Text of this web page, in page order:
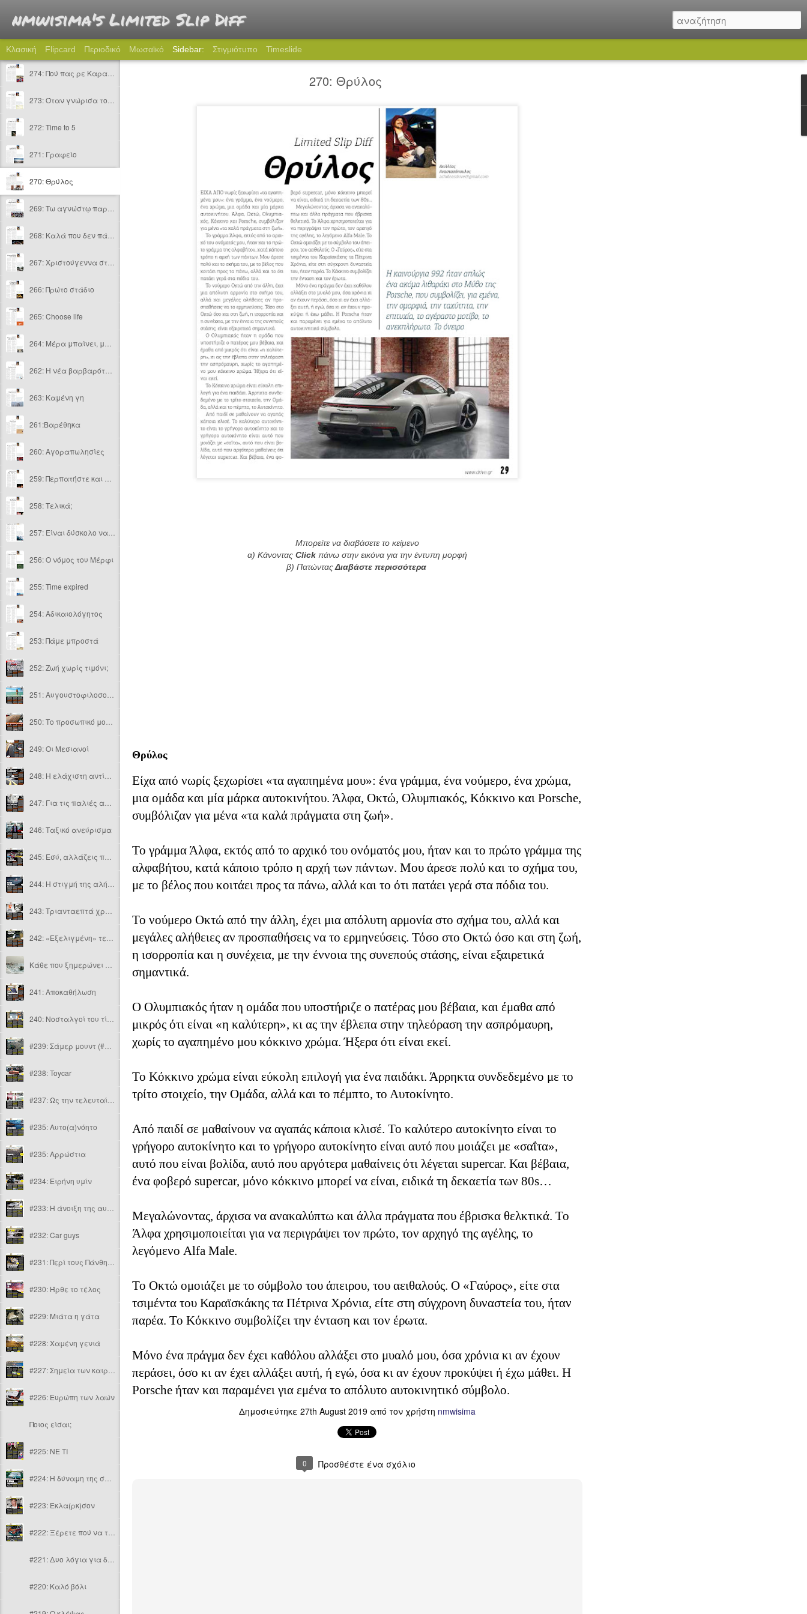
nmwisima's Limited Slip Diff
Κλασική Flipcard Περιοδικό Μωσαϊκό Sidebar: Στιγμιότυπο Timeslide
272: Time to 5
271: Γραφείο
270: Θρύλος
266: Πρώτο στάδιο
265: Choose life
263: Kαμένη γη
261:Βαρέθηκα
260: Αγοραπωλησίες
258: Τελικά;
256: Ο νόμος του Μέρφι
255: Time expired
254: Αδικαιολόγητος
253: Πάμε μπροστά
252: Ζωή χωρίς τιμόνι;
249: Οι Μεσιανοί
246: Ταξικό ανεύρισμα
241: Αποκαθήλωση
#238: Toycar
#235: Αυτο(α)νόητο
#235: Αρρώστια
#234: Ειρήνη υμίν
#232: Car guys
#230: Ήρθε το τέλος
#229: Μιάτα η γάτα
#228: Χαμένη γενιά
#226: Ευρώπη των λαών
Ποιος είσαι;
#225: NE TI
#223: Έκλα(ρκ)σον
#220: Καλό βόλι
270: Θρύλος
Μπορείτε να διαβάσετε το κείμενο
α) Κάνοντας Click πάνω στην εικόνα για την έντυπη μορφή
β) ΠατώνταςΔιαβάστε περισσότερα
Θρύλος
Είχα από νωρίς ξεχωρίσει «τα αγαπημένα μου»: ένα γράμμα, ένα νούμερο, ένα χρώμα,
μια ομάδα και μία μάρκα αυτοκινήτου. Άλφα, Οκτώ, Ολυμπιακός, Κόκκινο και Porsche,
συμβόλιζαν για μένα «τα καλά πράγματα στη ζωή».
Το γράμμα Άλφα, εκτός από το αρχικό του ονόματός μου, ήταν και το πρώτο γράμμα της
αλφαβήτου, κατά κάποιο τρόπο η αρχή των πάντων. Μου άρεσε πολύ και το σχήμα του,
με το βέλος που κοιτάει προς τα πάνω, αλλά και το ότι πατάει γερά στα πόδια του.
Το νούμερο Οκτώ από την άλλη, έχει μια απόλυτη αρμονία στο σχήμα του, αλλά και
μεγάλες αλήθειες αν προσπαθήσεις να το ερμηνεύσεις. Τόσο στο Οκτώ όσο και στη ζωή,
η ισορροπία και η συνέχεια, με την έννοια της συνεπούς στάσης, είναι εξαιρετικά
σημαντικά.
Ο Ολυμπιακός ήταν η ομάδα που υποστήριζε ο πατέρας μου βέβαια, και έμαθα από
μικρός ότι είναι «η καλύτερη», κι ας την έβλεπα στην τηλεόραση την ασπρόμαυρη,
χωρίς το αγαπημένο μου κόκκινο χρώμα. Ήξερα ότι είναι εκεί.
Το Κόκκινο χρώμα είναι εύκολη επιλογή για ένα παιδάκι. Άρρηκτα συνδεδεμένο με το
τρίτο στοιχείο, την Ομάδα, αλλά και το πέμπτο, το Αυτοκίνητο.
Από παιδί σε μαθαίνουν να αγαπάς κάποια κλισέ. Το καλύτερο αυτοκίνητο είναι το
γρήγορο αυτοκίνητο και το γρήγορο αυτοκίνητο είναι αυτό που μοιάζει με «σαΐτα»,
αυτό που είναι βολίδα, αυτό που αργότερα μαθαίνεις ότι λέγεται supercar. Και βέβαια,
ένα φοβερό supercar, μόνο κόκκινο μπορεί να είναι, ειδικά τη δεκαετία των 80s…
Μεγαλώνοντας, άρχισα να ανακαλύπτω και άλλα πράγματα που έβρισκα θελκτικά. Το
Άλφα χρησιμοποιείται για να περιγράψει τον πρώτο, τον αρχηγό της αγέλης, το
λεγόμενο Alfa Male.
Το Οκτώ ομοιάζει με το σύμβολο του άπειρου, του αειθαλούς. Ο «Γαύρος», είτε στα
τσιμέντα του Καραϊσκάκης τα Πέτρινα Χρόνια, είτε στη σύγχρονη δυναστεία του, ήταν
παρέα. Το Κόκκινο συμβολίζει την ένταση και τον έρωτα.
Μόνο ένα πράγμα δεν έχει καθόλου αλλάξει στο μυαλό μου, όσα χρόνια κι αν έχουν
περάσει, όσο κι αν έχει αλλάξει αυτή, ή εγώ, όσα κι αν έχουν προκύψει ή έχω μάθει. Η
Porsche ήταν και παραμένει για εμένα το απόλυτο αυτοκινητικό σύμβολο.
Δημοσιεύτηκε 27th August 2019 από τον χρήστη nmwisima
0 Προσθέστε ένα σχόλιο